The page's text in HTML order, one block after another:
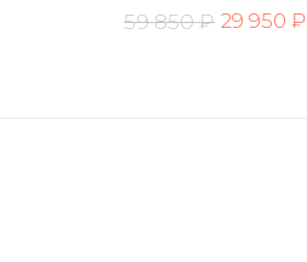
59 850 ₽ 29 950 ₽